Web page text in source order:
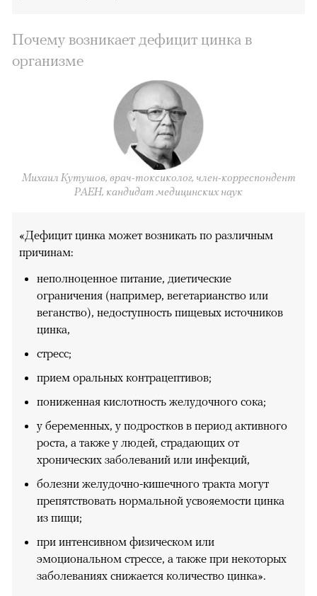
Почему возникает дефицит цинка в
организме
Михаил Кутушов, врач-токсиколог, член-корреспондент
РАЕН, кандидат медицинских наук
«Дефицит цинка может возникать по различным
причинам:
неполноценное питание, диетические
ограничения (например, вегетарианство или
веганство), недоступность пищевых источников
цинка,
стресс;
прием оральных контрацептивов;
пониженная кислотность желудочного сока;
у беременных, у подростков в период активного
роста, а также у людей, страдающих от
хронических заболеваний или инфекций,
болезни желудочно-кишечного тракта могут
препятствовать нормальной усвояемости цинка
из пищи;
при интенсивном физическом или
эмоциональном стрессе, а также при некоторых
заболеваниях снижается количество цинка».